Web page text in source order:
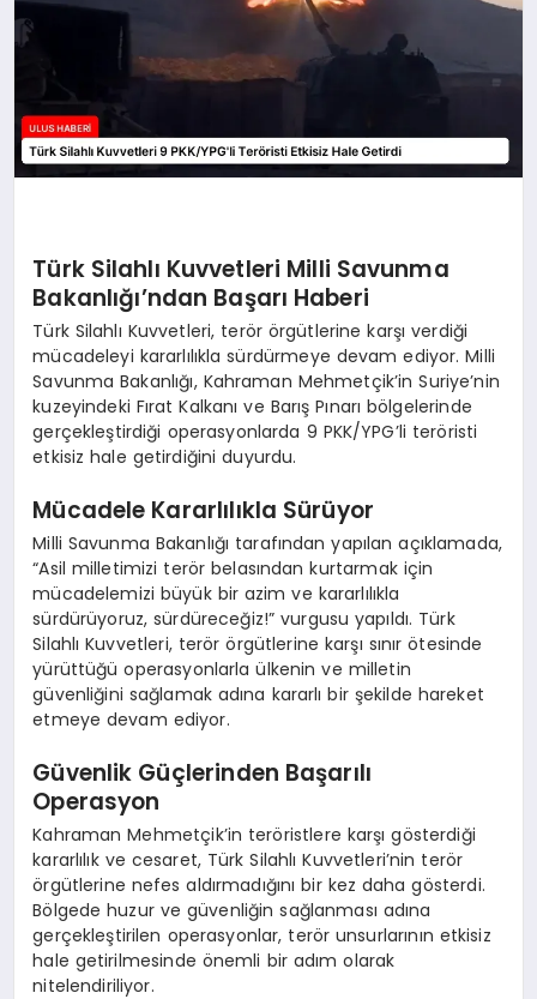
Türk Silahlı Kuvvetleri Milli Savunma
Bakanlığı’ndan Başarı Haberi
Türk Silahlı Kuvvetleri, terör örgütlerine karşı verdiği
mücadeleyi kararlılıkla sürdürmeye devam ediyor. Milli
Savunma Bakanlığı, Kahraman Mehmetçik’in Suriye’nin
kuzeyindeki Fırat Kalkanı ve Barış Pınarı bölgelerinde
gerçekleştirdiği operasyonlarda 9 PKK/YPG’li teröristi
etkisiz hale getirdiğini duyurdu.
Mücadele Kararlılıkla Sürüyor
Milli Savunma Bakanlığı tarafından yapılan açıklamada,
“Asil milletimizi terör belasından kurtarmak için
mücadelemizi büyük bir azim ve kararlılıkla
sürdürüyoruz, sürdüreceğiz!” vurgusu yapıldı. Türk
Silahlı Kuvvetleri, terör örgütlerine karşı sınır ötesinde
yürüttüğü operasyonlarla ülkenin ve milletin
güvenliğini sağlamak adına kararlı bir şekilde hareket
etmeye devam ediyor.
Güvenlik Güçlerinden Başarılı
Operasyon
Kahraman Mehmetçik’in teröristlere karşı gösterdiği
kararlılık ve cesaret, Türk Silahlı Kuvvetleri’nin terör
örgütlerine nefes aldırmadığını bir kez daha gösterdi.
Bölgede huzur ve güvenliğin sağlanması adına
gerçekleştirilen operasyonlar, terör unsurlarının etkisiz
hale getirilmesinde önemli bir adım olarak
nitelendiriliyor.